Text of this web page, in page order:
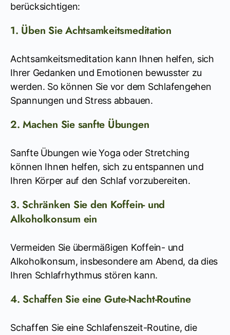
berücksichtigen:
1. Üben Sie Achtsamkeitsmeditation
Achtsamkeitsmeditation kann Ihnen helfen, sich
Ihrer Gedanken und Emotionen bewusster zu
werden. So können Sie vor dem Schlafengehen
Spannungen und Stress abbauen.
2. Machen Sie sanfte Übungen
Sanfte Übungen wie Yoga oder Stretching
können Ihnen helfen, sich zu entspannen und
Ihren Körper auf den Schlaf vorzubereiten.
3. Schränken Sie den Koffein- und
Alkoholkonsum ein
Vermeiden Sie übermäßigen Koffein- und
Alkoholkonsum, insbesondere am Abend, da dies
Ihren Schlafrhythmus stören kann.
4. Schaffen Sie eine Gute-Nacht-Routine
Schaffen Sie eine Schlafenszeit-Routine, die